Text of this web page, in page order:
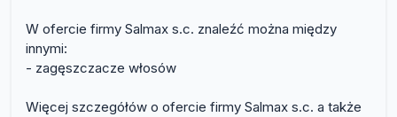
W ofercie firmy Salmax s.c. znaleźć można między
innymi:
- zagęszczacze włosów
Więcej szczegółów o ofercie firmy Salmax s.c. a także